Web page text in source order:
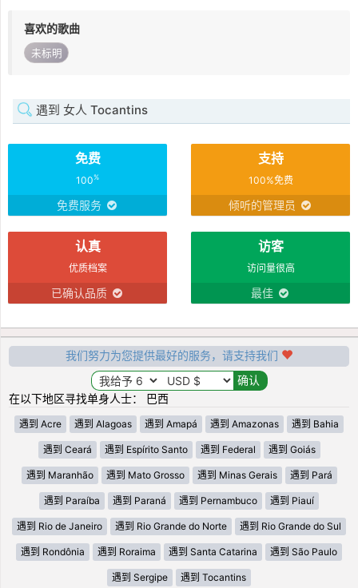
喜欢的歌曲
未标明
遇到 女人 Tocantins
免费
100%
免费服务
支持
100%免费
倾听的管理员
认真
优质档案
已确认品质
访客
访问量很高
最佳
我们努力为您提供最好的服务，请支持我们
在以下地区寻找单身人士： 巴西
遇到 Acre 遇到 Alagoas 遇到 Amapá 遇到 Amazonas 遇到 Bahia
遇到 Ceará 遇到 Espírito Santo 遇到 Federal 遇到 Goiás
遇到 Maranhão 遇到 Mato Grosso 遇到 Minas Gerais 遇到 Pará
遇到 Paraíba 遇到 Paraná 遇到 Pernambuco 遇到 Piauí
遇到 Rio de Janeiro 遇到 Rio Grande do Norte 遇到 Rio Grande do Sul
遇到 Rondônia 遇到 Roraima 遇到 Santa Catarina 遇到 São Paulo
遇到 Sergipe 遇到 Tocantins